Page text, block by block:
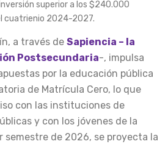
superior a los $240.000
cuatrienio 2024-2027.
a través de Sapiencia – la
Postsecundaria-, impulsa
por la educación pública
de Matrícula Cero, lo que
con las instituciones de
y con los jóvenes de la
semestre de 2026, se proyecta la